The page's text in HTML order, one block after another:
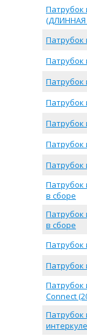
Патрубок
(ДЛИННАЯ
Патрубок
Патрубок
Патрубок
Патрубок
Патрубок
Патрубок
Патрубок
Патрубок
в сборе
Патрубок
в сборе
Патрубок
Патрубок
Патрубок
Connect
Патрубок